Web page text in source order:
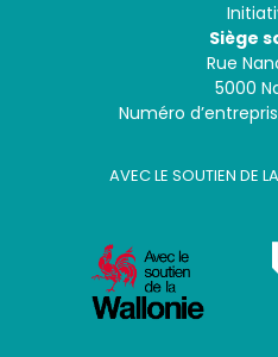
Siège
Rue
5000
Numéro
AVEC LE SOUTIEN DE